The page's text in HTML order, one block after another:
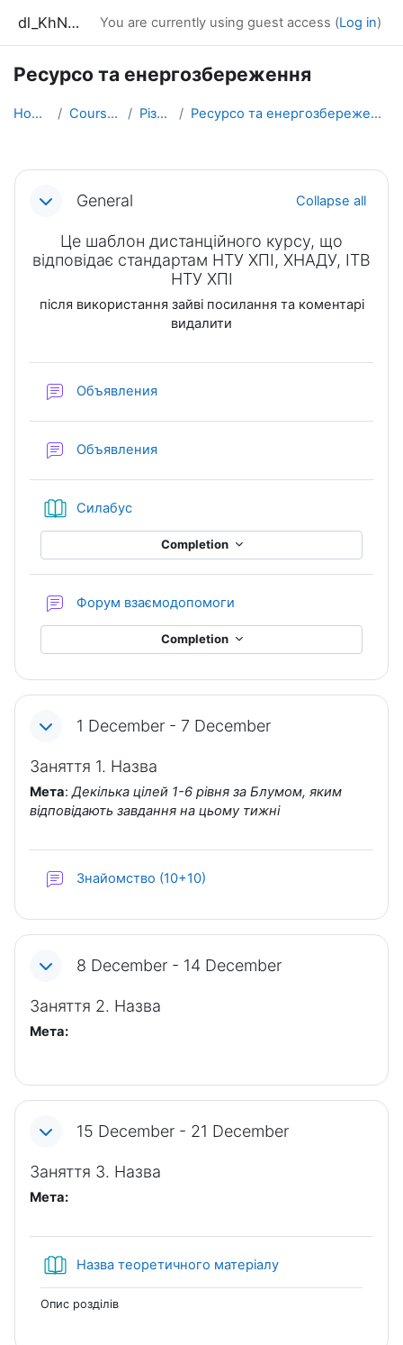
dl_KhNADU You are currently using guest access (Log in)
Ресурсо та енергозбереження
Home Courses Різне Ресурсо та енергозбереження
Section outline
General Collapse all
Це шаблон дистанційного курсу, що
відповідає стандартам НТУ ХПІ, ХНАДУ, ІТВ
НТУ ХПІ
після використання зайві посилання та коментарі
видалити
Объявления
Объявления
СилабусBook
Completion
Форум взаємодопомоги
Completion
1 December - 7 December
Заняття 1. Назва
Мета:Декілька цілей 1-6 рівня за Блумом, яким
відповідають завдання на цьому тижні
Знайомство (10+10)
8 December - 14 December
Заняття 2. Назва
Мета:
15 December - 21 December
Заняття 3. Назва
Мета:
Назва теоретичного матеріалуBook
Опис розділів